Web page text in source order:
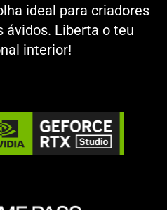
ideal para criadores
ávidos. Liberta o teu
interior!